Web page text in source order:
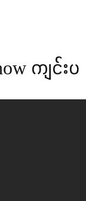
ကျင်းပ